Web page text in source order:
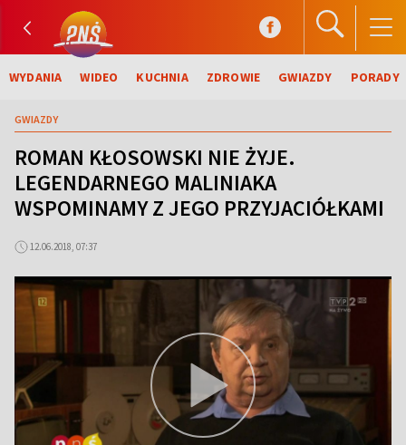
WYDANIA WIDEO KUCHNIA ZDROWIE GWIAZDY PORADY
GWIAZDY
ROMAN KŁOSOWSKI NIE ŻYJE.
LEGENDARNEGO MALINIAKA
WSPOMINAMY Z JEGO PRZYJACIÓŁKAMI
12.06.2018, 07:37